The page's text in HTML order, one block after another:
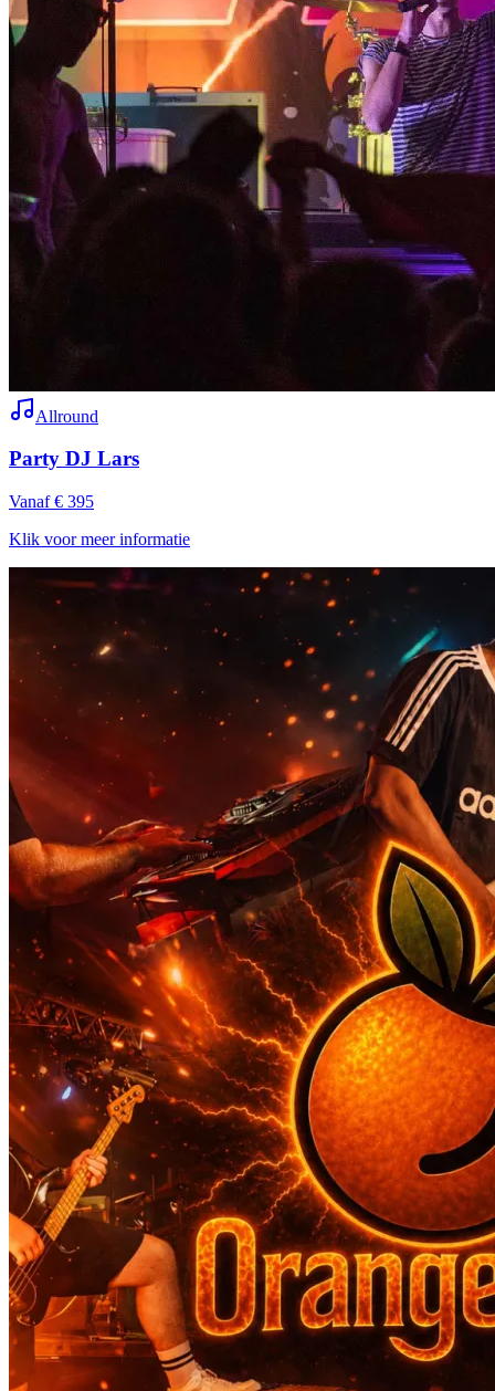
Allround
Party DJ Lars
Vanaf € 395
Klik voor meer informatie